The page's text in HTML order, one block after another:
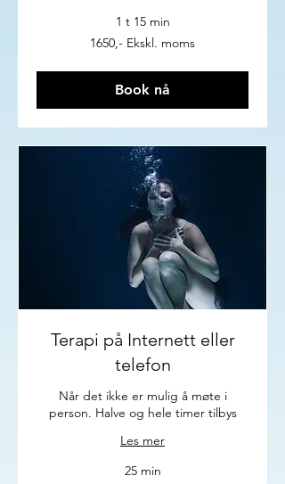
1 t 15 min
1650,- Ekskl. moms
Book nå
Terapi på Internett eller
telefon
Når det ikke er mulig å møte i
person. Halve og hele timer tilbys
Les mer
25 min